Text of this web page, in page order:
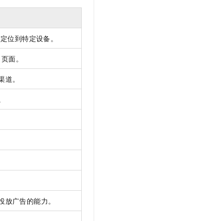
位到特定设备。
面。
。
广告的能力。